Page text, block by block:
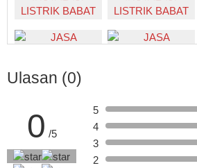
Ulasan (0)
0 /5
5
4
3
2